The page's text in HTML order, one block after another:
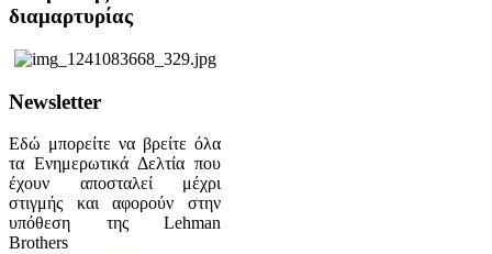
διαμαρτυρίας
Newsletter
Εδώ μπορείτε να βρείτε όλα
τα Ενημερωτικά Δελτία που
έχουν αποσταλεί μέχρι
στιγμής και αφορούν στην
υπόθεση της Lehman
Brothers